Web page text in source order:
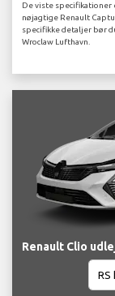
De viste specifikationer
nøjagtige Renault
specifikke detaljer bør
Wroclaw Lufthavn.
Renault Clio